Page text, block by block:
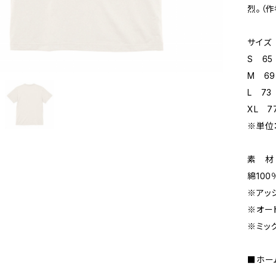
烈。（作
サイ
S
M
L 73
XL
※単位
素 材
綿100
※アッ
※オー
※ミッ
■ホー